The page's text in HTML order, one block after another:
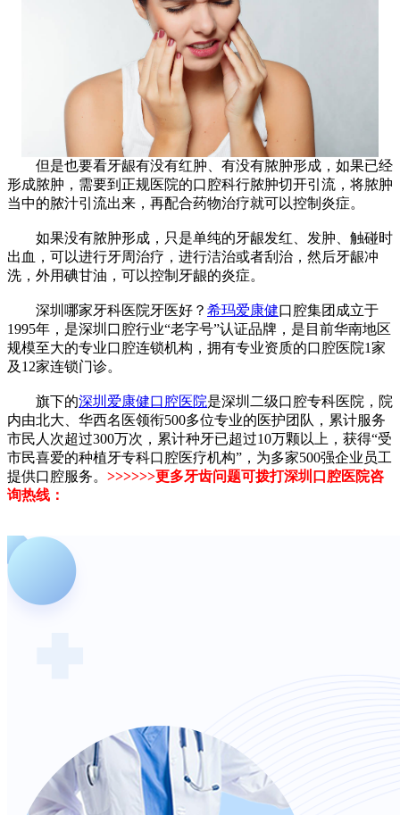
但是也要看牙龈有没有红肿、有没有脓肿形成，如果已经
形成脓肿，需要到正规医院的口腔科行脓肿切开引流，将脓肿
当中的脓汁引流出来，再配合药物治疗就可以控制炎症。
如果没有脓肿形成，只是单纯的牙龈发红、发肿、触碰时
出血，可以进行牙周治疗，进行洁治或者刮治，然后牙龈冲
洗，外用碘甘油，可以控制牙龈的炎症。
深圳哪家牙科医院牙医好？ 希玛爱康健口腔集团成立于
1995年，是深圳口腔行业“老字号”认证品牌，是目前华南地区
规模至大的专业口腔连锁机构，拥有专业资质的口腔医院1家
及12家连锁门诊。
旗下的深圳爱康健口腔医院是深圳二级口腔专科医院，院
内由北大、华西名医领衔500多位专业的医护团队，累计服务
市民人次超过300万次，累计种牙已超过10万颗以上，获得“受
市民喜爱的种植牙专科口腔医疗机构”，为多家500强企业员工
提供口腔服务。 >>>>>>更多牙齿问题可拨打深圳口腔医院咨
询热线：